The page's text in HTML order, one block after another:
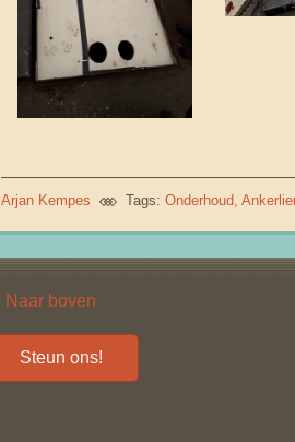
Arjan Kempes Tags: Onderhoud
Naar boven
Steun ons!